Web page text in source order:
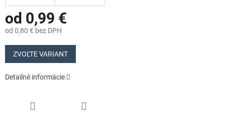
od 0,99 €
od 0,80 € bez DPH
Jednotková
cena:
ZVOĽTE VARIANT
Detailné informácie